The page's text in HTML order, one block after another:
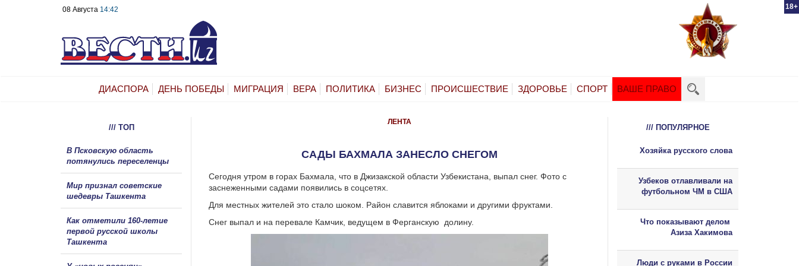
18+
08 Августа 14:42
ДИАСПОРА ДЕНЬ ПОБЕДЫ МИГРАЦИЯ ВЕРА ПОЛИТИКА БИЗНЕС ПРОИСШЕСТВИЕ ЗДОРОВЬЕ СПОРТ ВАШЕ ПРАВО
ЛЕНТА
САДЫ БАХМАЛА ЗАНЕСЛО СНЕГОМ
Сегодня утром в горах Бахмала, что в Джизакской области Узбекистана, выпал снег. Фото с
заснеженными садами появились в соцсетях.
Для местных жителей это стало шоком. Район славится яблоками и другими фруктами.
Снег выпал и на перевале Камчик, ведущем в Ферганскую долину.
/// ТОП
В Псковскую область
потянулись переселенцы
Мир признал советские
шедевры Ташкента
Как отметили 160-летие
первой русской школы
Ташкента
/// ПОПУЛЯРНОЕ
Хозяйка русского слова
Узбеков отлавливали на
футбольном ЧМ в США
Что показывают делом
Азиза Хакимова
Люди с руками в России